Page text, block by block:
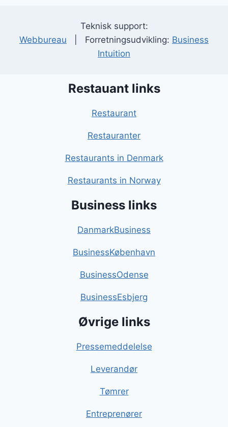
Teknisk support:
Webbureau | Forretningsudvikling: Business
Intuition
Restauant links
Restaurant
Restauranter
Restaurants in Denmark
Restaurants in Norway
Business links
DanmarkBusiness
BusinessKøbenhavn
BusinessOdense
BusinessEsbjerg
Øvrige links
Pressemeddelelse
Leverandør
Tømrer
Entreprenører